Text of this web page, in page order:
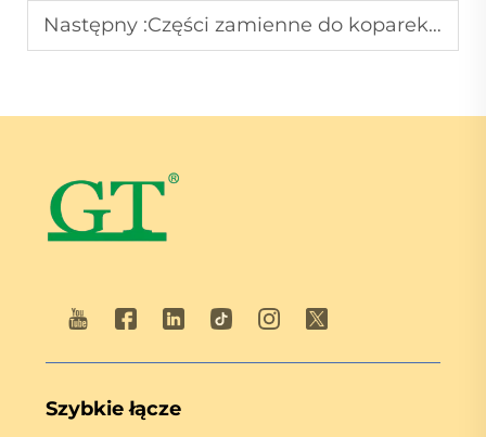
Następny :Części zamienne do koparek, które zwiększają niezawodność maszyny i skracają czas przestoju
Szybkie łącze